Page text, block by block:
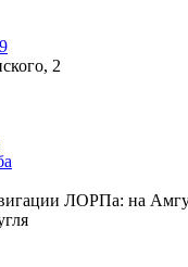
2
ЛОРПа: на Амгу